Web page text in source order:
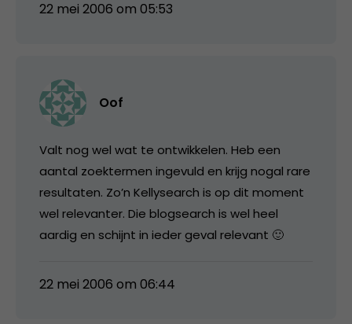
22 mei 2006 om 05:53
Oof
Valt nog wel wat te ontwikkelen. Heb een
aantal zoektermen ingevuld en krijg nogal rare
resultaten. Zo’n Kellysearch is op dit moment
wel relevanter. Die blogsearch is wel heel
aardig en schijnt in ieder geval relevant 🙂
22 mei 2006 om 06:44